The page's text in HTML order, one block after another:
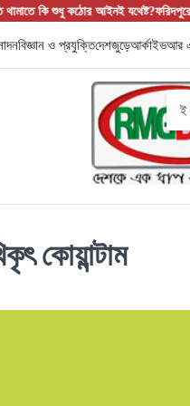
আইনই যথেষ্ট?ফরিদপুরের আলফাডাঙ্গায়
বিজ্ঞান ও প্রযুক্তিদেশজুড়েআর্কাইভআর
ই
কোয়ান্টাম